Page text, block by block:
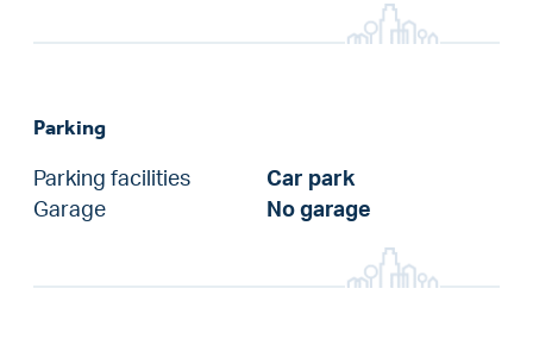
Parking
Parking facilities
Car park
Garage
No garage